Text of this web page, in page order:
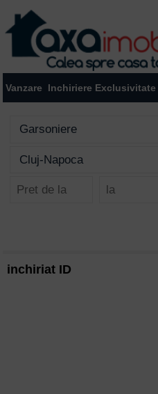
Vanzare Inchiriere Exclusivitate
inchiriat ID